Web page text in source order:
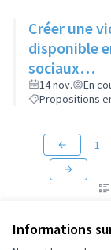
Informations
Créer une
disponible
sociaux…
14 nov.
En
Propositions
1